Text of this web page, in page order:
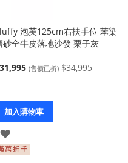
泡芙125cm右扶手位 苯染
砂全牛皮落地沙發 栗子灰
(售價已折) $34,995
加入購物車
登
入